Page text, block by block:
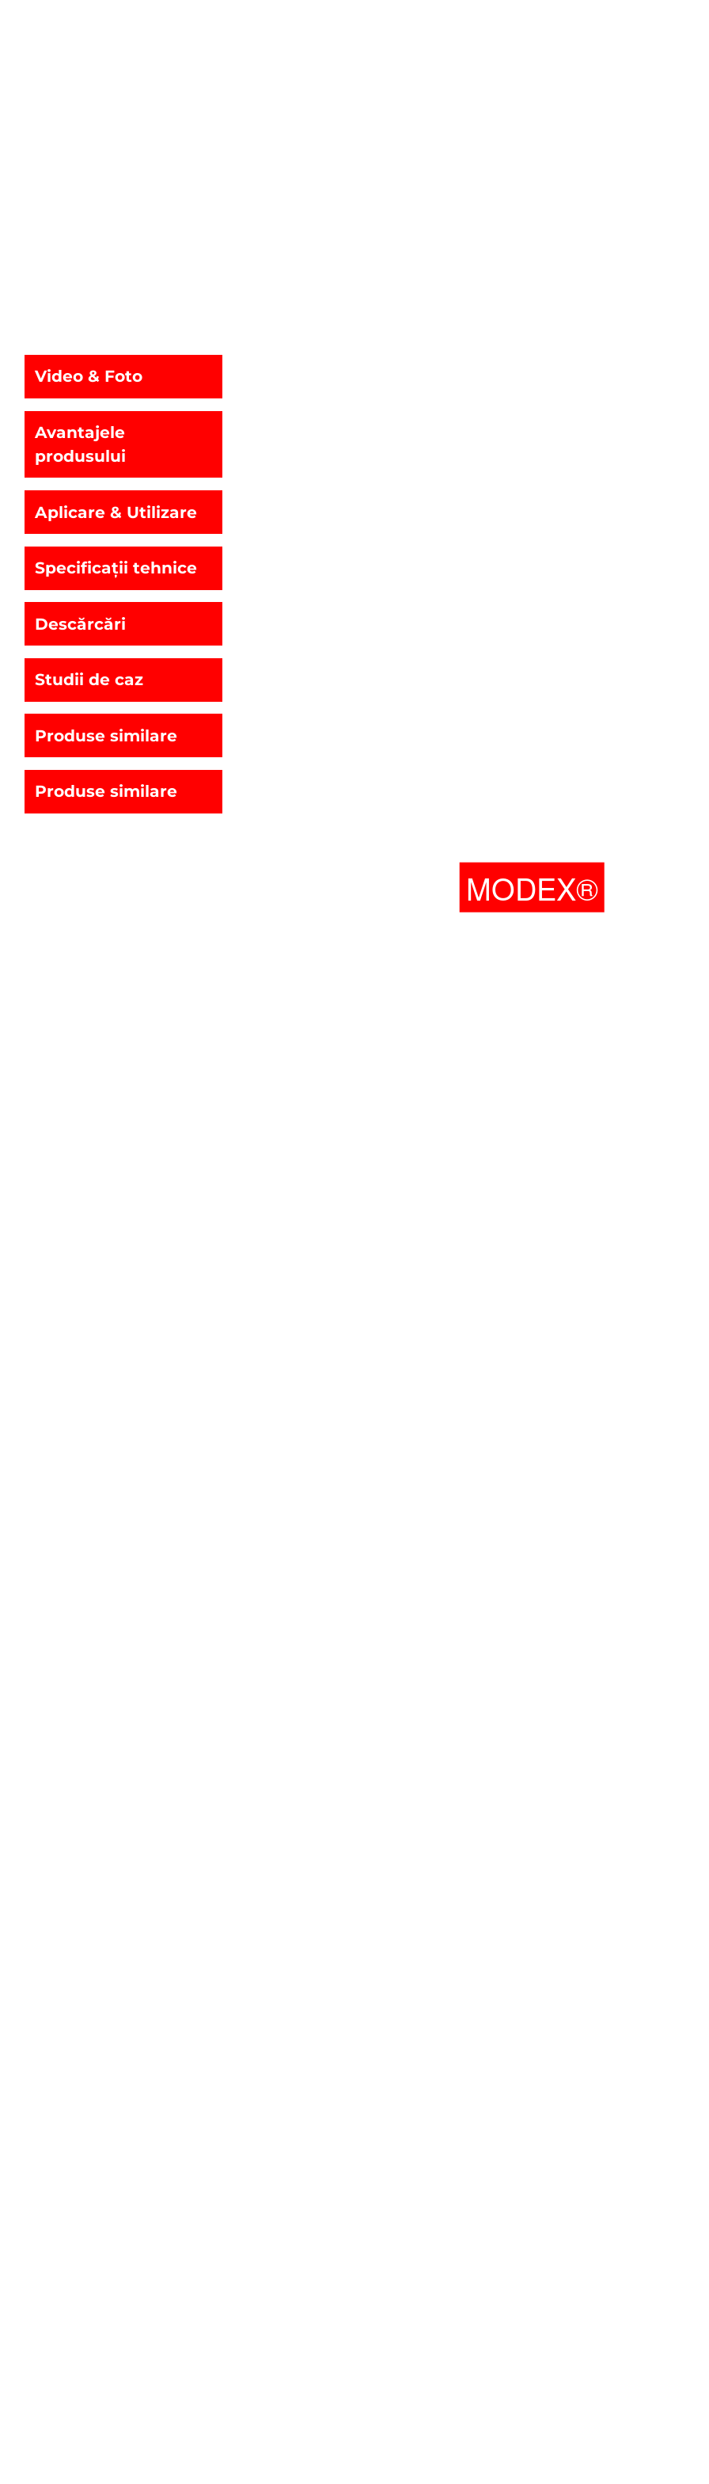
MODEX®
Video & Foto
Avantajele
produsului
Aplicare & Utilizare
Specificații tehnice
Descărcări
Studii de caz
Produse similare
Produse similare